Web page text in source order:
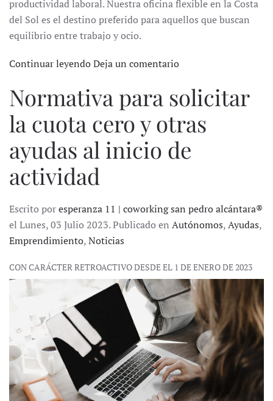
productividad laboral. Nuestra oficina flexible en la Costa
del Sol es el destino preferido para aquellos que buscan
equilibrio entre trabajo y ocio.
Continuar leyendoDeja un comentario
Normativa para solicitar
la cuota cero y otras
ayudas al inicio de
actividad
Escrito poresperanza 11 | coworking san pedro alcántara®
el Lunes, 03 Julio 2023. Publicado en Autónomos,Ayudas,
Emprendimiento,Noticias
CON CARÁCTER RETROACTIVO DESDE EL 1 DE ENERO DE 2023